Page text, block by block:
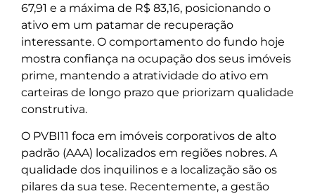
67,91 e a máxima de R$ 83,16, posicionando o
ativo em um patamar de recuperação
interessante. O comportamento do fundo hoje
mostra confiança na ocupação dos seus imóveis
prime, mantendo a atratividade do ativo em
carteiras de longo prazo que priorizam qualidade
construtiva.
O PVBI11 foca em imóveis corporativos de alto
padrão (AAA) localizados em regiões nobres. A
qualidade dos inquilinos e a localização são os
pilares da sua tese. Recentemente, a gestão